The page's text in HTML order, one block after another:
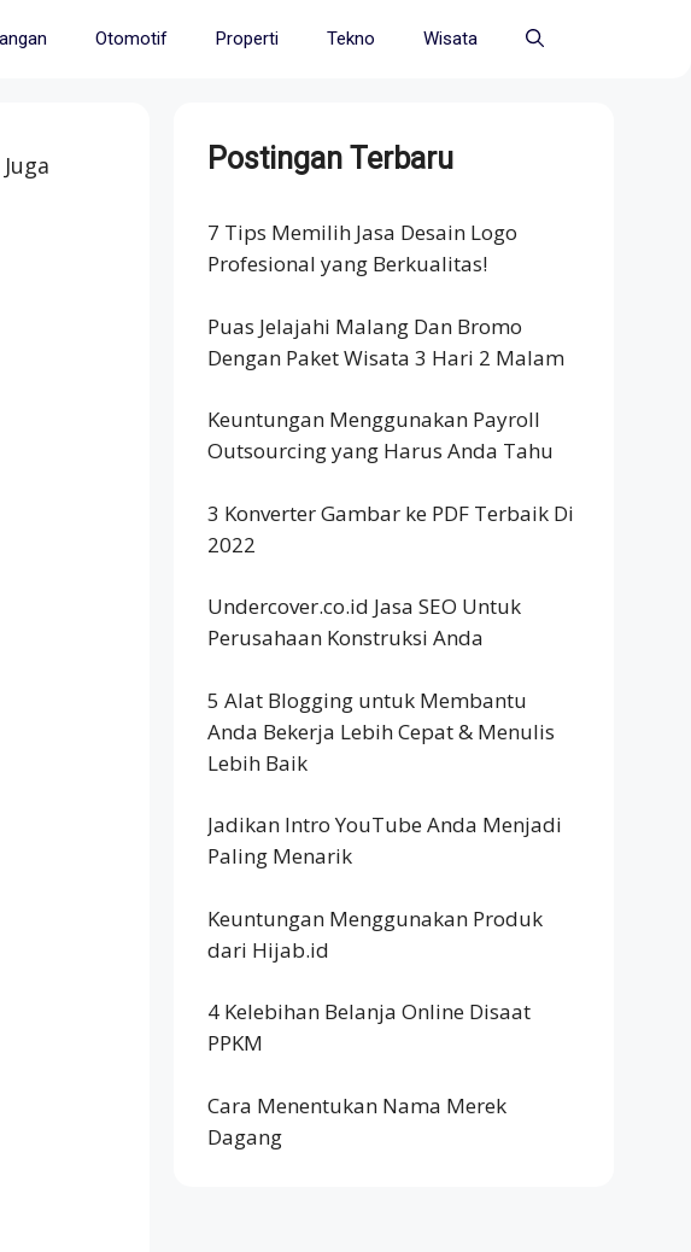
Otomotif Properti Tekno Wisata
Postingan Terbaru
7 Tips Memilih Jasa Desain Logo
Profesional yang Berkualitas!
Puas Jelajahi Malang Dan Bromo
Dengan Paket Wisata 3 Hari 2 Malam
Keuntungan Menggunakan Payroll
Outsourcing yang Harus Anda Tahu
3 Konverter Gambar ke PDF Terbaik Di
2022
Undercover.co.id Jasa SEO Untuk
Perusahaan Konstruksi Anda
5 Alat Blogging untuk Membantu
Anda Bekerja Lebih Cepat & Menulis
Lebih Baik
Jadikan Intro YouTube Anda Menjadi
Paling Menarik
Keuntungan Menggunakan Produk
dari Hijab.id
4 Kelebihan Belanja Online Disaat
PPKM
Cara Menentukan Nama Merek
Dagang